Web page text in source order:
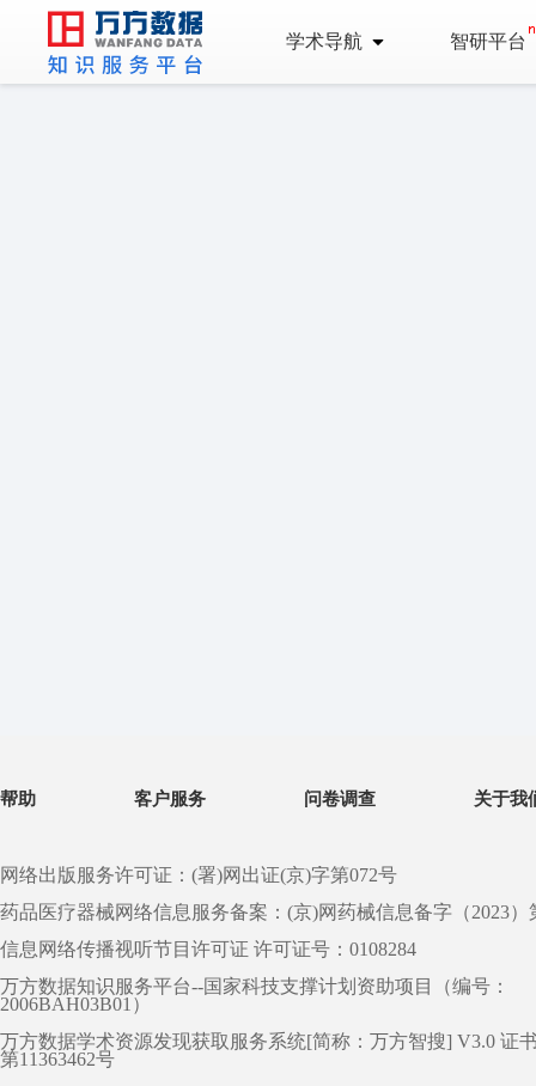
学术导航 智研平台
帮助 客户服务 问卷调查 关于我
网络出版服务许可证：(署)网出证(京)字第072号
药品医疗器械网络信息服务备案：(京)网药械信息备字（2023）
信息网络传播视听节目许可证 许可证号：0108284
万方数据知识服务平台--国家科技支撑计划资助项目（编号：
2006BAH03B01）
万方数据学术资源发现获取服务系统[简称：万方智搜] V3.0 证
第11363462号